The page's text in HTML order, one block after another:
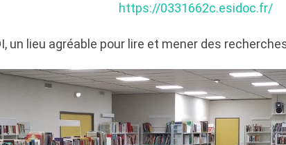
https://0331662c.esidoc.fr/
un lieu agréable pour lire et mener des